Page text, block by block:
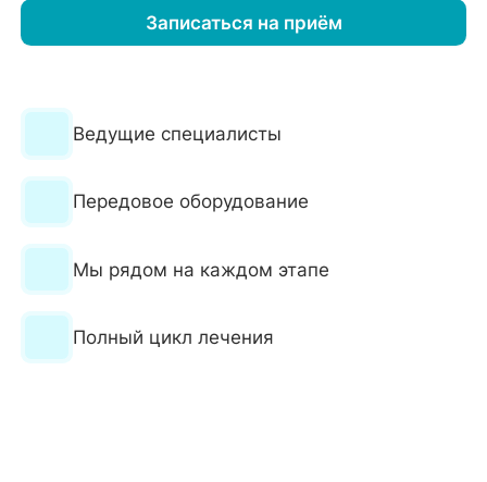
Записаться на приём
Ведущие специалисты
Передовое оборудование
Мы рядом на каждом этапе
Полный цикл лечения